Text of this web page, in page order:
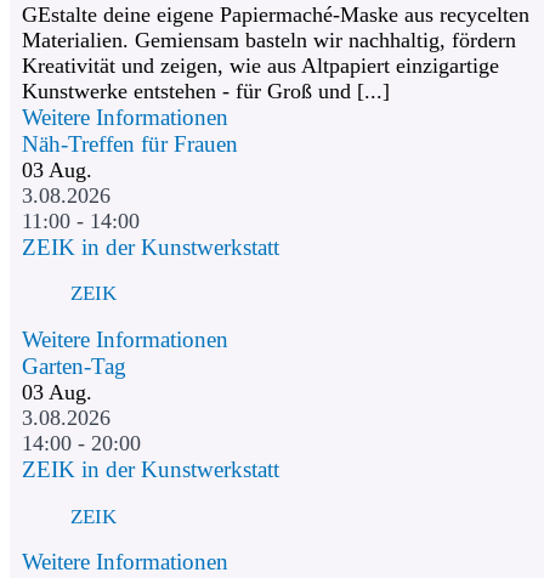
GEstalte deine eigene Papiermaché-Maske aus recycelten
Materialien. Gemiensam basteln wir nachhaltig, fördern
Kreativität und zeigen, wie aus Altpapiert einzigartige
Kunstwerke entstehen - für Groß und [...]
Weitere Informationen
Näh-Treffen für Frauen
03 Aug.
3.08.2026
11:00 - 14:00
ZEIK in der Kunstwerkstatt
ZEIK
Weitere Informationen
Garten-Tag
03 Aug.
3.08.2026
14:00 - 20:00
ZEIK in der Kunstwerkstatt
ZEIK
Weitere Informationen